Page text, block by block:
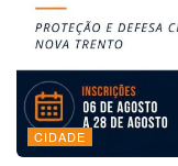
CIDADE